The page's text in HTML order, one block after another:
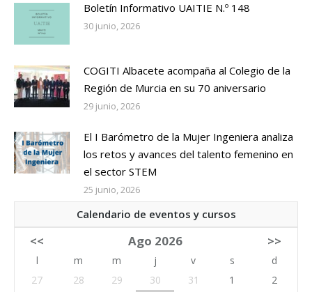
Boletín Informativo UAITIE N.º 148
30 junio, 2026
COGITI Albacete acompaña al Colegio de la
Región de Murcia en su 70 aniversario
29 junio, 2026
El I Barómetro de la Mujer Ingeniera analiza
los retos y avances del talento femenino en
el sector STEM
25 junio, 2026
Calendario de eventos y cursos
<< Ago 2026 >>
l m m j v s
d
27
28 29 30 31 1
2